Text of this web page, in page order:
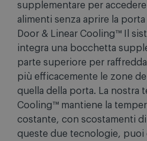
supplementare per
alimenti senza aprire la
Door & Linear Cooling™ Il
integra una bocchetta
parte superiore per
più efficacemente le zone
quella della porta. La nostra
Cooling™ mantiene la
costante, con scostamenti di
queste due tecnologie, puoi